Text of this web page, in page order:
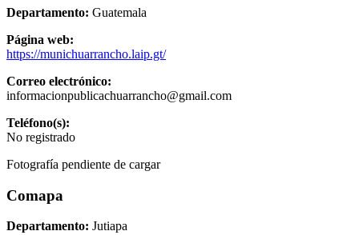
Departamento: Guatemala
Página web:
https://munichuarrancho.laip.gt/
Correo electrónico:
informacionpublicachuarrancho@gmail.com
Teléfono(s):
No registrado
Fotografía pendiente de cargar
Comapa
Departamento: Jutiapa